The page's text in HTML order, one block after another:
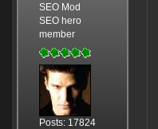
SEO Mod
SEO hero
member
Posts: 17824